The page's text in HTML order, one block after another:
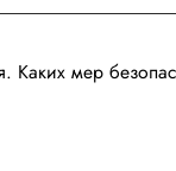
Каких мер